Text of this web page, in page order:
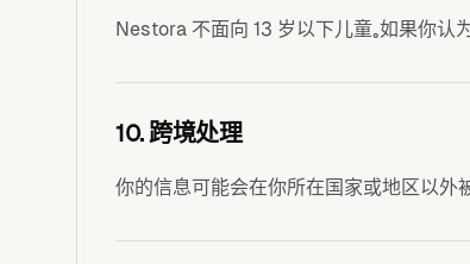
Nestora 不面向 13 岁以下儿童。如果你认
10. 跨境处理
你的信息可能会在你所在国家或地区以外